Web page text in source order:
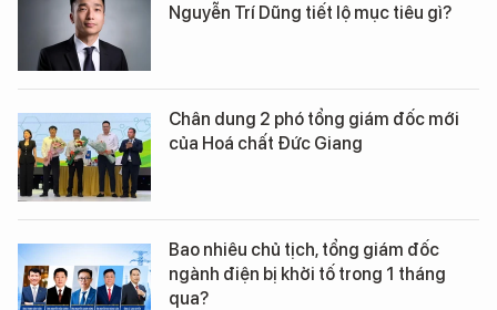
Nguyễn Trí Dũng tiết lộ mục tiêu gì?
Chân dung 2 phó tổng giám đốc mới
của Hoá chất Đức Giang
Bao nhiêu chủ tịch, tổng giám đốc
ngành điện bị khởi tố trong 1 tháng
qua?